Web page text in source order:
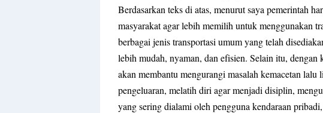
Berdasarkan teks di atas, menurut saya pemerintah
masyarakat agar lebih memilih untuk menggunakan
berbagai jenis transportasi umum yang telah
lebih mudah, nyaman, dan efisien. Selain itu,
akan membantu mengurangi masalah kemacetan lalu
pengeluaran, melatih diri agar menjadi disiplin,
yang sering dialami oleh pengguna kendaraan